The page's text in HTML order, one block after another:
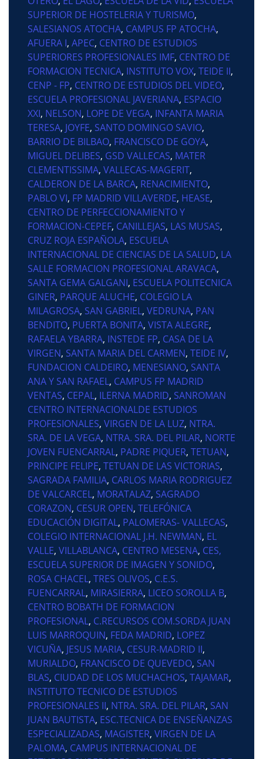
SUPERIOR DE HOSTELERIA Y TURISMO,
SALESIANOS ATOCHA, CAMPUS FP ATOCHA,
AFUERA I, APEC, CENTRO DE ESTUDIOS
SUPERIORES PROFESIONALES IMF, CENTRO DE
FORMACION TECNICA, INSTITUTO VOX, TEIDE II,
CENP - FP, CENTRO DE ESTUDIOS DEL VIDEO,
ESCUELA PROFESIONAL JAVERIANA, ESPACIO
XXI, NELSON, LOPE DE VEGA, INFANTA MARIA
TERESA, JOYFE, SANTO DOMINGO SAVIO,
BARRIO DE BILBAO, FRANCISCO DE GOYA,
MIGUEL DELIBES, GSD VALLECAS, MATER
CLEMENTISSIMA, VALLECAS-MAGERIT,
CALDERON DE LA BARCA, RENACIMIENTO,
PABLO VI, FP MADRID VILLAVERDE, HEASE,
CENTRO DE PERFECCIONAMIENTO Y
FORMACION-CEPEF, CANILLEJAS, LAS MUSAS,
CRUZ ROJA ESPAÑOLA, ESCUELA
INTERNACIONAL DE CIENCIAS DE LA SALUD, LA
SALLE FORMACION PROFESIONAL ARAVACA,
SANTA GEMA GALGANI, ESCUELA POLITECNICA
GINER, PARQUE ALUCHE, COLEGIO LA
MILAGROSA, SAN GABRIEL, VEDRUNA, PAN
BENDITO, PUERTA BONITA, VISTA ALEGRE,
RAFAELA YBARRA, INSTEDE FP, CASA DE LA
VIRGEN, SANTA MARIA DEL CARMEN, TEIDE IV,
FUNDACION CALDEIRO, MENESIANO, SANTA
ANA Y SAN RAFAEL, CAMPUS FP MADRID
VENTAS, CEPAL, ILERNA MADRID, SANROMAN
CENTRO INTERNACIONALDE ESTUDIOS
PROFESIONALES, VIRGEN DE LA LUZ, NTRA.
SRA. DE LA VEGA, NTRA. SRA. DEL PILAR, NORTE
JOVEN FUENCARRAL, PADRE PIQUER, TETUAN,
PRINCIPE FELIPE, TETUAN DE LAS VICTORIAS,
SAGRADA FAMILIA, CARLOS MARIA RODRIGUEZ
DE VALCARCEL, MORATALAZ, SAGRADO
CORAZON, CESUR OPEN, TELEFÓNICA
EDUCACIÓN DIGITAL, PALOMERAS- VALLECAS,
COLEGIO INTERNACIONAL J.H. NEWMAN, EL
VALLE, VILLABLANCA, CENTRO MESENA, CES,
ESCUELA SUPERIOR DE IMAGEN Y SONIDO,
ROSA CHACEL, TRES OLIVOS, C.E.S.
FUENCARRAL, MIRASIERRA, LICEO SOROLLA B,
CENTRO BOBATH DE FORMACION
PROFESIONAL, C.RECURSOS COM.SORDA JUAN
LUIS MARROQUIN, FEDA MADRID, LOPEZ
VICUÑA, JESUS MARIA, CESUR-MADRID II,
MURIALDO, FRANCISCO DE QUEVEDO, SAN
BLAS, CIUDAD DE LOS MUCHACHOS, TAJAMAR,
INSTITUTO TECNICO DE ESTUDIOS
PROFESIONALES II, NTRA. SRA. DEL PILAR, SAN
JUAN BAUTISTA, ESC.TECNICA DE ENSEÑANZAS
ESPECIALIZADAS, MAGISTER, VIRGEN DE LA
PALOMA, CAMPUS INTERNACIONAL DE